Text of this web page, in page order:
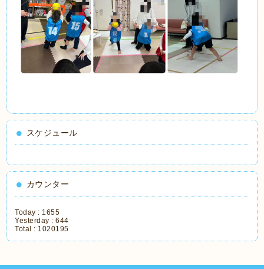
スケジュール
カウンター
Today : 1655
Yesterday :644
Total : 1020195